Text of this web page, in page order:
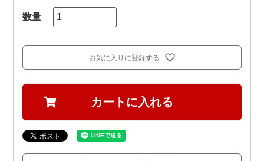
お気に入りに登録する
カートに入れる